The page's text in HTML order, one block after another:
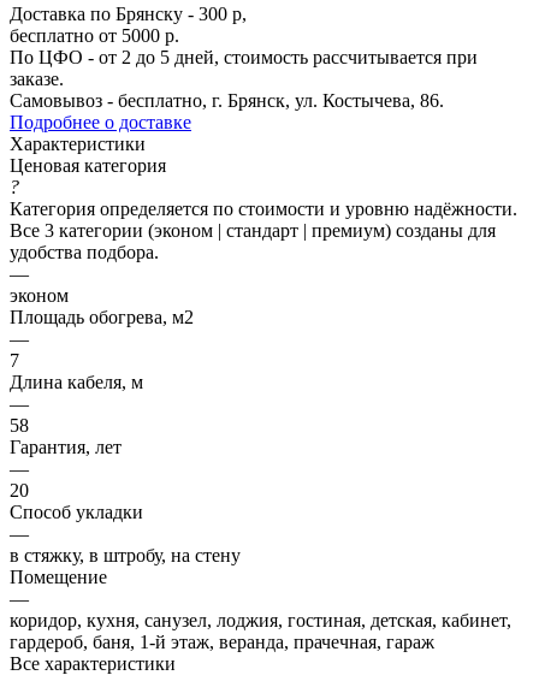
Доставка по Брянску - 300 р,
бесплатно от 5000 р.
По ЦФО - от 2 до 5 дней, стоимость рассчитывается при
заказе.
Самовывоз - бесплатно, г. Брянск, ул. Костычева, 86.
Подробнее о доставке
Характеристики
Ценовая категория
?
Категория определяется по стоимости и уровню надёжности.
Все 3 категории (эконом | стандарт | премиум) созданы для
удобства подбора.
—
эконом
Площадь обогрева, м2
—
7
Длина кабеля, м
—
58
Гарантия, лет
—
20
Способ укладки
—
в стяжку, в штробу, на стену
Помещение
—
коридор, кухня, санузел, лоджия, гостиная, детская, кабинет,
гардероб, баня, 1-й этаж, веранда, прачечная, гараж
Все характеристики